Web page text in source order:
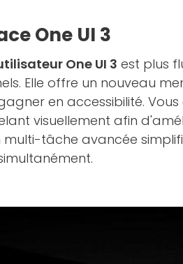
One UI 3
One UI 3 est plus
Elle offre un nouveau
en accessibilité. Vous
visuellement afin
multi-tâche avancée